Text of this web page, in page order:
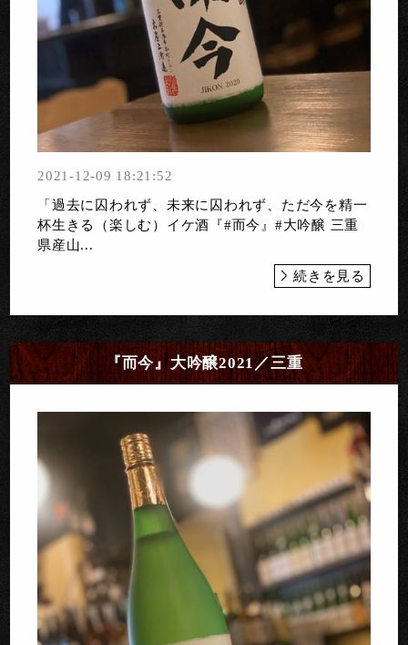
2021-12-09 18:21:52
「過去に囚われず、未来に囚われず、ただ今を精一
杯生きる（楽しむ）イケ酒『#而今』#大吟醸 三重
県産山...
続きを見る
『而今』大吟醸2021／三重